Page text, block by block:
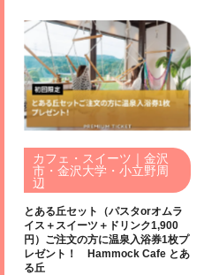
カフェ・スイーツ｜金沢
市・金沢大学・小立野周
辺
とある丘セット（パスタorオムラ
イス＋スイーツ＋ドリンク1,900
円）ご注文の方に温泉入浴券1枚プ
レゼント！ Hammock Cafe とあ
る丘